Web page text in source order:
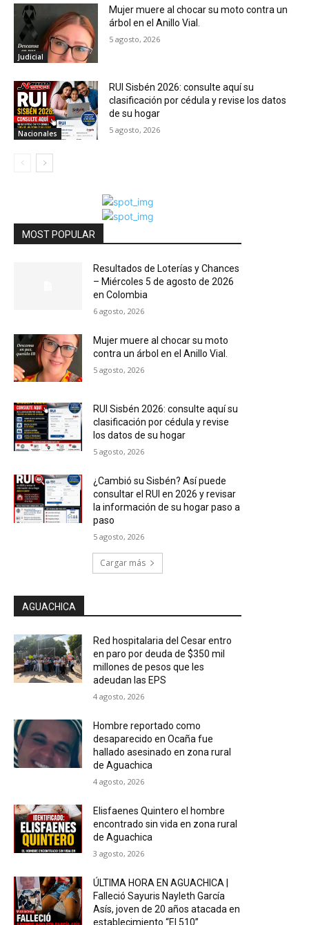
Judicial
Mujer muere al chocar su moto contra un
árbol en el Anillo Vial.
5 agosto, 2026
Nacionales
RUI Sisbén 2026: consulte aquí su
clasificación por cédula y revise los datos
de su hogar
5 agosto, 2026
MOST POPULAR
Resultados de Loterías y Chances
– Miércoles 5 de agosto de 2026
en Colombia
6 agosto, 2026
Mujer muere al chocar su moto
contra un árbol en el Anillo Vial.
5 agosto, 2026
RUI Sisbén 2026: consulte aquí su
clasificación por cédula y revise
los datos de su hogar
5 agosto, 2026
¿Cambió su Sisbén? Así puede
consultar el RUI en 2026 y revisar
la información de su hogar paso a
paso
5 agosto, 2026
Cargar más
AGUACHICA
Red hospitalaria del Cesar entro
en paro por deuda de $350 mil
millones de pesos que les
adeudan las EPS
4 agosto, 2026
Hombre reportado como
desaparecido en Ocaña fue
hallado asesinado en zona rural
de Aguachica
4 agosto, 2026
Elisfaenes Quintero el hombre
encontrado sin vida en zona rural
de Aguachica
3 agosto, 2026
ÚLTIMA HORA EN AGUACHICA |
Falleció Sayuris Nayleth García
Asís, joven de 20 años atacada en
establecimiento “El 510”